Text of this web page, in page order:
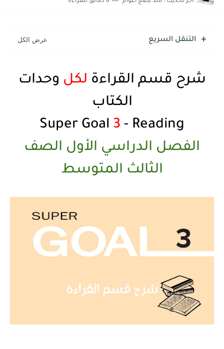
التنقل السريع
شرح قسم القراءة لكل وحدات
الكتاب
3 - Reading
الفصل الدراسي الأول الصف
الثالث المتوسط